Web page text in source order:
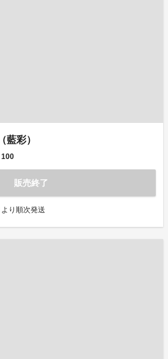
藍彩）
100
販売終了
り順次発送